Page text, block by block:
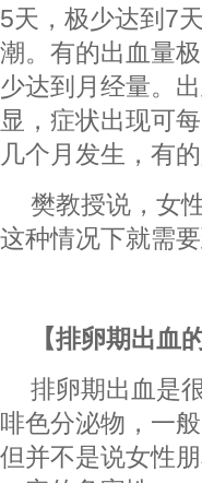
5天，极少达到7
潮。有的出血量
少达到月经量。
显，症状出现可
几个月发生，有
樊教授说，女
这种情况下就需要
【排卵期出血
排卵期出血是
啡色分泌物，一
但并不是说女性